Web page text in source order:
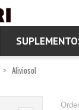
Aliviosol